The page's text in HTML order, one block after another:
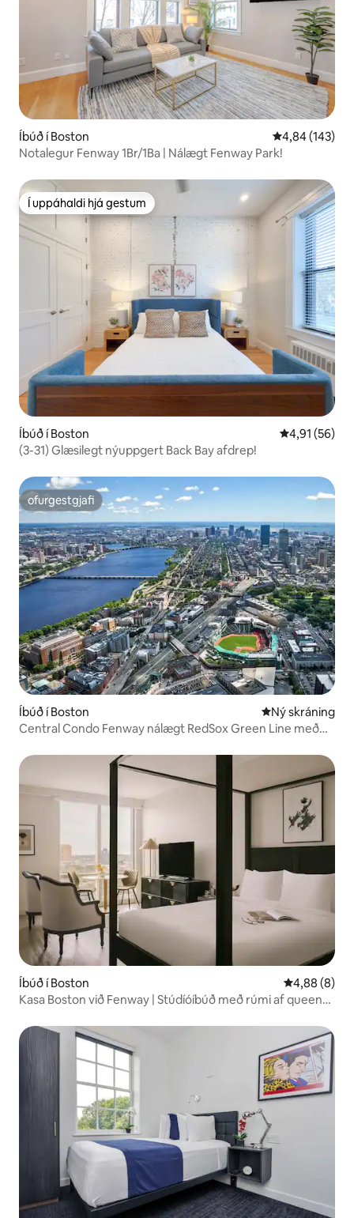
Íbúð í Boston 4,84 af 5 í
4,84 (143)
Notalegur Fenway 1Br/1Ba | Nálægt Fenway Park!
Í uppáhaldi hjá gestum
Í uppáhaldi hjá gestum
Íbúð í Boston 4,91 af 5 í
4,91 (56)
(3-31) Glæsilegt nýuppgert Back Bay afdrep!
ofurgestgjafi
ofurgestgjafi
Íbúð í Boston Ný gistiaðstaða
Ný skráning
Central Condo Fenway nálægt RedSox Green Line með
Íbúð í Boston 4,88 af 5 í
4,88 (8)
Kasa Boston við Fenway | Stúdíóíbúð með rúmi af queen-